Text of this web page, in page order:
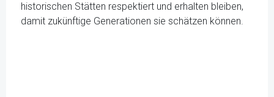
historischen Stätten respektiert und erhalten bleiben,
damit zukünftige Generationen sie schätzen können.